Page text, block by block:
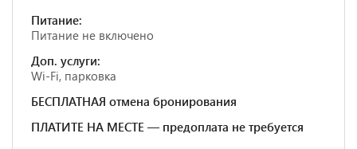
Питание:
Питание не включено
Доп. услуги:
Wi-Fi, парковка
БЕСПЛАТНАЯ отмена бронирования
ПЛАТИТЕ НА МЕСТЕ — предоплата не требуется